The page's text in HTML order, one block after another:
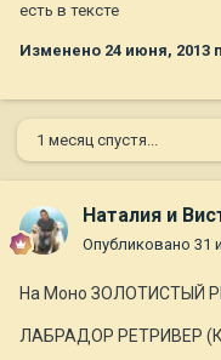
есть в тексте
Изменено 24 июня, 2013
1 месяц спустя...
Наталия и
Опубликовано 31
На Моно ЗОЛОТИСТЫЙ
ЛАБРАДОР РЕТРИВЕР